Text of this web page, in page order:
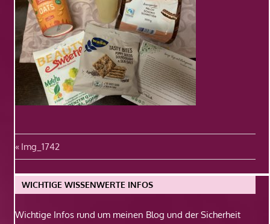
Beitragsnavigation
Vorheriger
Beitrag:
Img_1742
WICHTIGE WISSENWERTE INFOS
Wichtige Infos rund um meinen Blog und der Sicherheit